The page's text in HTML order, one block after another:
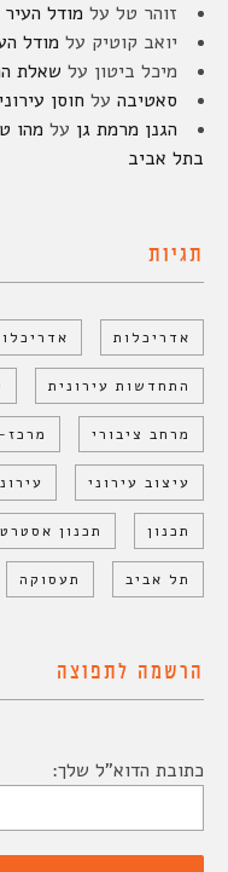
זוהר טל על מודל
יואב קוטיק על מודל
מיכל ביטון על שאלת
סאטיבה על חוסן
הגנן מרמת גן על מהו
בתל אביב
תגיות
אדריכלות
התחדשות עירונית
מרחב ציבורי
עיצוב עירוני
תכנון תכנון
תל אביב תעסוקה
הרשמה לתפוצה
כתובת הדוא"ל שלך: